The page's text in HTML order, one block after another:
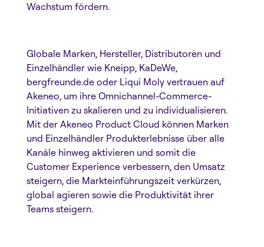
Wachstum fördern.
Globale Marken, Hersteller, Distributoren und
Einzelhändler wie Kneipp, KaDeWe,
bergfreunde.de oder Liqui Moly vertrauen auf
Akeneo, um ihre Omnichannel-Commerce-
Initiativen zu skalieren und zu individualisieren.
Mit der Akeneo Product Cloud können Marken
und Einzelhändler Produkterlebnisse über alle
Kanäle hinweg aktivieren und somit die
Customer Experience verbessern, den Umsatz
steigern, die Markteinführungszeit verkürzen,
global agieren sowie die Produktivität ihrer
Teams steigern.